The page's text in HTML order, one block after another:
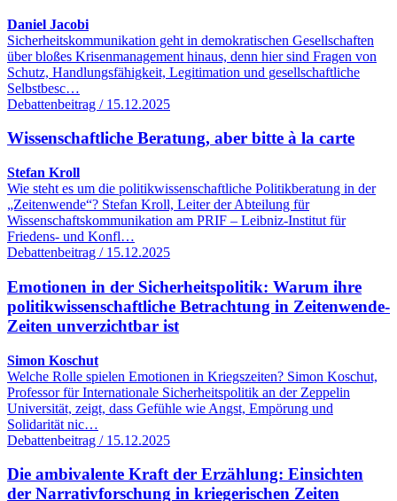
Daniel Jacobi
Sicherheitskommunikation geht in demokratischen Gesellschaften
über bloßes Krisenmanagement hinaus, denn hier sind Fragen von
Schutz, Handlungsfähigkeit, Legitimation und gesellschaftliche
Selbstbesc…
Debattenbeitrag / 15.12.2025
Wissenschaftliche Beratung, aber bitte à la carte
Stefan Kroll
Wie steht es um die politikwissenschaftliche Politikberatung in der
„Zeitenwende“? Stefan Kroll, Leiter der Abteilung für
Wissenschaftskommunikation am PRIF – Leibniz-Institut für
Friedens- und Konfl…
Debattenbeitrag / 15.12.2025
Emotionen in der Sicherheitspolitik: Warum ihre
politikwissenschaftliche Betrachtung in Zeitenwende-
Zeiten unverzichtbar ist
Simon Koschut
Welche Rolle spielen Emotionen in Kriegszeiten? Simon Koschut,
Professor für Internationale Sicherheitspolitik an der Zeppelin
Universität, zeigt, dass Gefühle wie Angst, Empörung und
Solidarität nic…
Debattenbeitrag / 15.12.2025
Die ambivalente Kraft der Erzählung: Einsichten
der Narrativforschung in kriegerischen Zeiten